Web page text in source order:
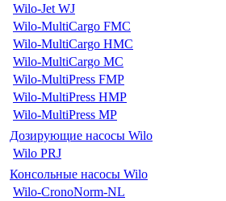
Wilo-Jet WJ
Wilo-MultiCargo FMC
Wilo-MultiCargo HMC
Wilo-MultiCargo MC
Wilo-MultiPress FMP
Wilo-MultiPress HMP
Wilo-MultiPress MP
Дозирующие насосы Wilo
Wilo PRJ
Консольные насосы Wilo
Wilo-CronoNorm-NL